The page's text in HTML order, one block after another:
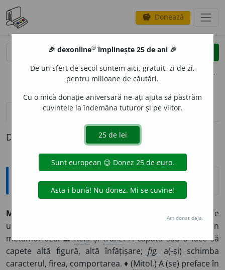
savings Donează
clear
opțiuni
definiții (1) pronunțievolume_up (5)
Definiția cu ID-ul 45969:
Explicative DEX
METAMORFOZ
(Despre
unele animale inferioare) A se dezvolta prin
metamorfoză.2. Refl.șitranz.A căpăta sau a face să
capete altă figură, altă înfățișare;fig. a(-și) schimba
caracterul, firea, comportarea. ♦ (Mitol.) A (se) preface în
🎉 dexonline® împlinește 25 de ani 🎉
De un sfert de secol suntem aici, gratuit, zi de zi,
pentru milioane de căutări.
Cu o mică donație aniversară ne-ați ajuta să păstrăm
cuvintele la îndemâna tuturor și pe viitor.
Am donat deja.